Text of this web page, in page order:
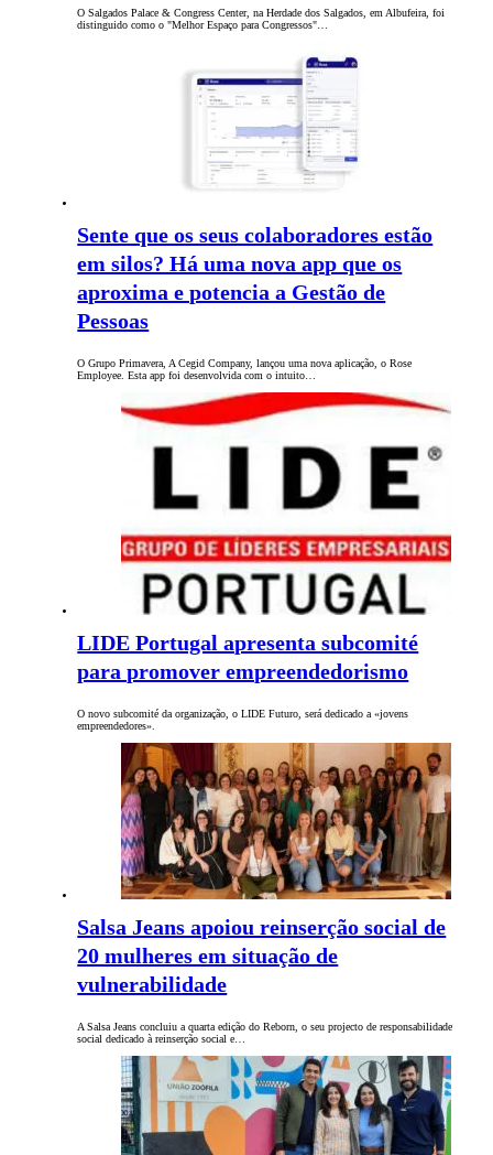
O Salgados Palace & Congress Center, na Herdade dos Salgados, em Albufeira, foi
distinguido como o "Melhor Espaço para Congressos"…
Sente que os seus colaboradores estão
em silos? Há uma nova app que os
aproxima e potencia a Gestão de
Pessoas
O Grupo Primavera, A Cegid Company, lançou uma nova aplicação, o Rose
Employee. Esta app foi desenvolvida com o intuito…
LIDE Portugal apresenta subcomité
para promover empreendedorismo
O novo subcomité da organização, o LIDE Futuro, será dedicado a «jovens
empreendedores».
Salsa Jeans apoiou reinserção social de
20 mulheres em situação de
vulnerabilidade
A Salsa Jeans concluiu a quarta edição do Reborn, o seu projecto de responsabilidade
social dedicado à reinserção social e…